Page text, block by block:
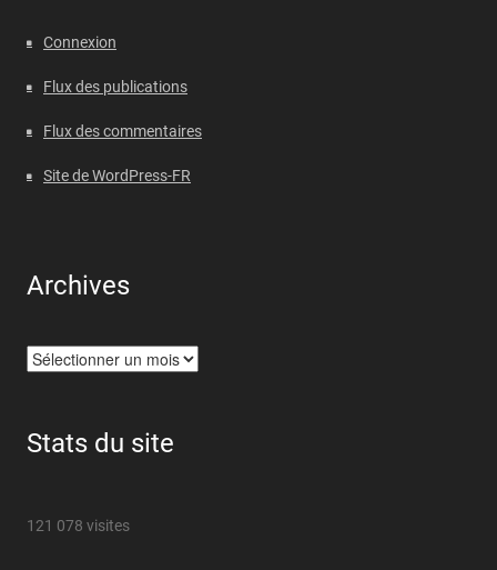
Connexion
Flux des publications
Flux des commentaires
Site de WordPress-FR
Archives
Archives
Stats du site
121 078 visites